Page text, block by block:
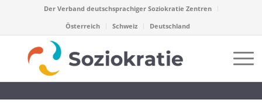
Der Verband deutschsprachiger Soziokratie Zentren
Österreich
Schweiz Deutschland